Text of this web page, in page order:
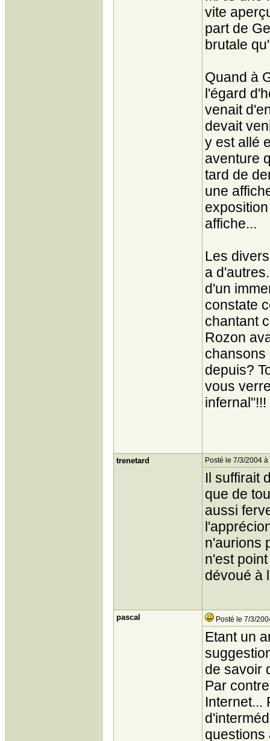
vite
part de
brutale
Quand à
l'égard
venait
devait
y est allé
aventure
tard de
une
affiche...
Les
a
d'un
constate
chantant
Rozon
chansons
depuis?
vous
infernal"!!!
trenetard Posté le 7/3/2004
Il suffirait
que de
aussi
n'aurions
n'est
dévoué à
pascal Posté le 7/3/
Etant un
de savoir
Par
Internet...
questions